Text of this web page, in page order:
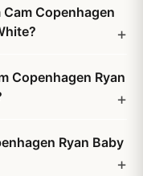
Copenhagen
Copenhagen Ryan
Ryan Baby